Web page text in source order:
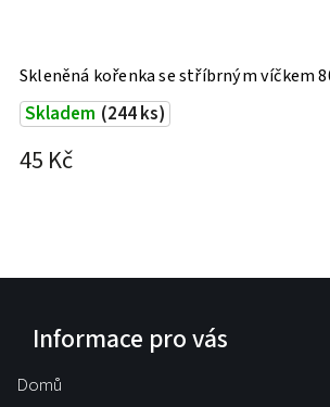
Skleněná kořenka se stříbrným víčkem
Skladem (244 ks)
45 Kč
Informace pro vás
Domů